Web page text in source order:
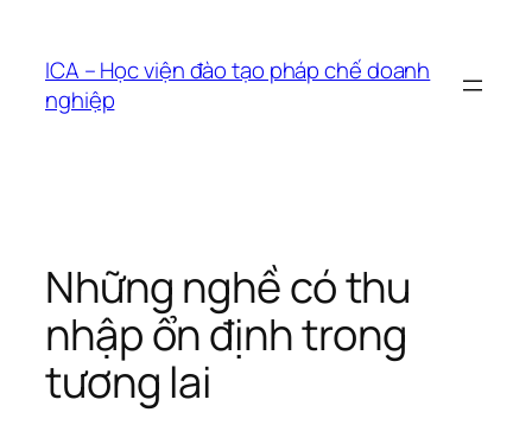
phầnICA – Học viện đào tạo pháp chế doanh
nghiệp
Những nghề có thu
nhập ổn định trong
tương lai